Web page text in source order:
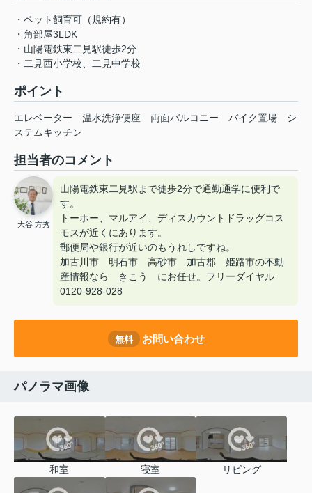
・ペット飼育可（規約有）
・角部屋3LDK
・山陽電鉄東二見駅徒歩2分
・二見西小学校、二見中学校
ポイント
エレベーター 温水洗浄便座 両面バルコニー バイク置場
シ
ステムキッチン
担当者のコメント
大谷 方秀
山陽電鉄東二見駅まで徒歩2分で通勤通学に便利で
す。
トーホー、マルアイ、ディスカウントドラッグコス
モスが近くにあります。
郵便局や銀行が近いのもうれしですね。
加古川市 明石市 高砂市 加古郡 姫路市の不動
産情報なら きこう にお任せ。フリーダイヤル
0120-928-028
無料 お問い合わせ
パノラマ画像
和室 寝室 リビング